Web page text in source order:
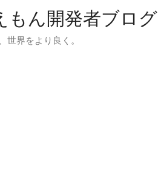
もん開発者ブログ
世界をより良く。